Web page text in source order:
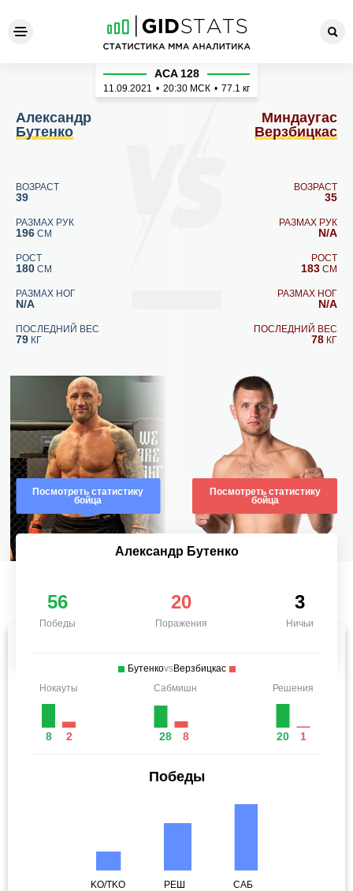
Александр Бутенко -
Александр
Бутенко
ВОЗРАСТ
39
РАЗМАХ РУК
196 СМ
РОСТ
180 СМ
РАЗМАХ НОГ
N/A
ПОСЛЕДНИЙ ВЕС
79 КГ
Посмотреть статистику
бойца
ACA 128
11.09.2021 • 20:30 МСК • 77.1 кг
Миндаугас
Верзбицкас
ВОЗРАСТ
35
РАЗМАХ РУК
N/A
РОСТ
183 СМ
РАЗМАХ НОГ
N/A
ПОСЛЕДНИЙ ВЕС
78 КГ
Посмотреть статистику
бойца
Александр Бутенко
56
Победы
20
Поражения
3
Ничьи
БутенкоvsВерзбицкас
Нокауты
8 2
Сабмишн
28 8
Решения
20 1
Победы
KO/TKO
РЕШ
САБ